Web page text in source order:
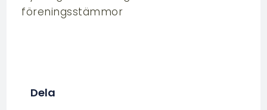
föreningsstämmor
Dela